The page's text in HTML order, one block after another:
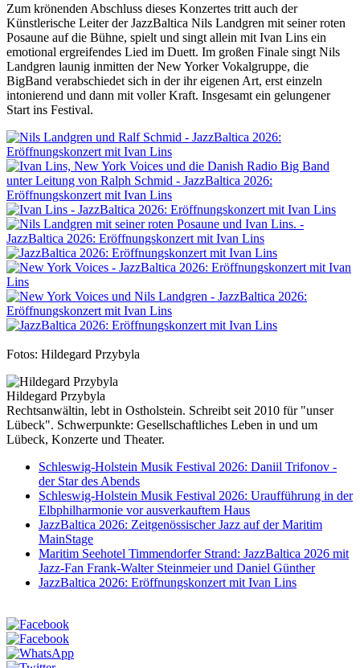
Zum krönenden Abschluss dieses Konzertes tritt auch der
Künstlerische Leiter der JazzBaltica Nils Landgren mit seiner roten
Posaune auf die Bühne, spielt und singt allein mit Ivan Lins ein
emotional ergreifendes Lied im Duett. Im großen Finale singt Nils
Landgren launig inmitten der New Yorker Vokalgruppe, die
BigBand verabschiedet sich in der ihr eigenen Art, erst einzeln
intonierend und dann mit voller Kraft. Insgesamt ein gelungener
Start ins Festival.
Fotos: Hildegard Przybyla
Hildegard Przybyla
Rechtsanwältin, lebt in Ostholstein. Schreibt seit 2010 für "unser
Lübeck". Schwerpunkte: Gesellschaftliches Leben in und um
Lübeck, Konzerte und Theater.
Schleswig-Holstein Musik Festival 2026: Daniil Trifonov -
der Star des Abends
Schleswig-Holstein Musik Festival 2026: Uraufführung in der
Elbphilharmonie vor ausverkauftem Haus
JazzBaltica 2026: Zeitgenössischer Jazz auf der Maritim
MainStage
Maritim Seehotel Timmendorfer Strand: JazzBaltica 2026 mit
Jazz-Fan Frank-Walter Steinmeier und Daniel Günther
JazzBaltica 2026: Eröffnungskonzert mit Ivan Lins